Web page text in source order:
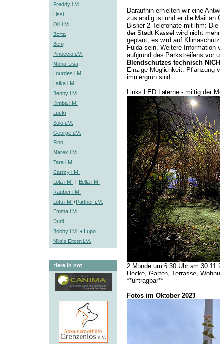
Freddy i.M.
Lissi
Olli i.M.
Berta
Benji
Pinoccio i.M.
Mona-Lisa
Lourdes i.M.
Laika i.M.
Benny i.M.
Kimba i.M.
Lücki
Solo i.M.
George i.M.
Finn
Marek i.M.
Tara i.M.
Carrey i.M.
Lola i.M. + Bella i.M.
Räuber i.M.
Lotti i.M. +Partner i.M.
Emma i.M.
Dudi
Bobby i.M. + Lupo
Mila's Eltern i.M.
tiere in not
Daraufhin erhielten wir eine
zuständig ist und er die Mail an
Bisher 2 Telefonate mit ihm:
der Stadt Kassel wird nicht
geplant, es wird auf
Fulda sein. Weitere Information
aufgrund des Parkstreifens vor
Blendschutzes technisch
Einzige Möglichkeit: Pflanzung
immergrün sind.
Links LED Laterne - mittig der
2 Monde um 6.30 Uhr am
Hecke, Garten, Terrasse,
**untragbar**
Fotos im Oktober 2023